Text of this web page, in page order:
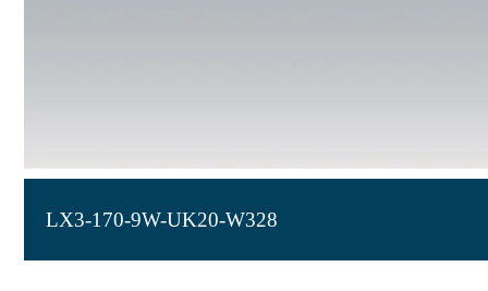
LX3-170-9W-UK20-W328